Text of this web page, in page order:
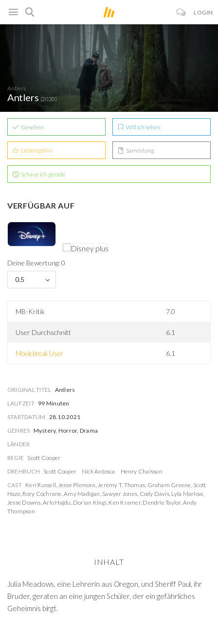
LOGIN
Antlers
Antlers (2020)
Gesehen Will ich sehen
Lieblingsfilm Sammlung
Schaue ich gerade
VERFÜGBAR AUF
Deine Bewertung: 0
0.5
MB-Kritik 7.0
User Durchschnitt 6.1
Moviebreak User 6.1
ORIGINAL TITEL Antlers
LAUFZEIT 99 Minuten
STARTDATUM 28.10.2021
GENRES Mystery, Horror, Drama
LÄNDER
REGIE Scott Cooper
DREHBUCH Scott Cooper Nick Antosca
Henry Chaisson
CAST Keri Russell, Jesse Plemons,Jeremy T. Thomas, Graham Greene, Scott
Haze, Rory Cochrane,Amy Madigan, Sawyer Jones, Cody Davis, Lyla Marlow,
Jesse Downs,Arlo Hajdu, Dorian Kingi, Ken Kramer, Dendrie Taylor,Andy
Thompson
INHALT
Julia Meadows, eine Lehrerin aus Oregon, und Sheriff Paul, ihr
Bruder, geraten an eine jungen Schüler, der ein gefährliches
Geheimnis birgt.